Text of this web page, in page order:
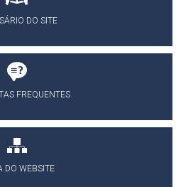
DO SITE
FREQUENTES
DO WEBSITE